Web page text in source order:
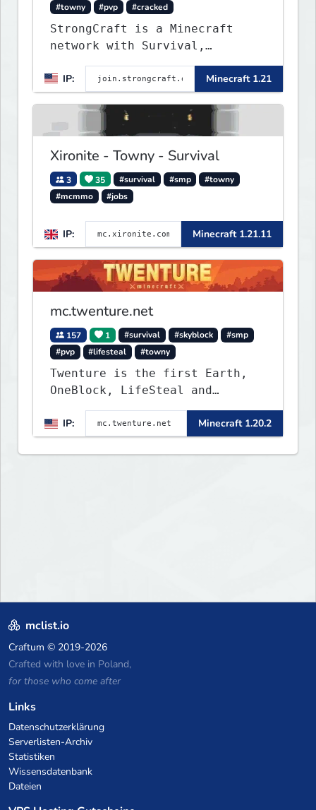
#towny
#pvp #cracked
StrongCraft is a Minecraft
network with Survival,
Towny, PvP, LifeSteal, Events,
and more. Pick a server and
start playing.
IP: Minecraft 1.21
Xironite - Towny - Survival
3 35 #survival #smp
#towny
#mcmmo
#jobs
IP: Minecraft 1.21.11
mc.twenture.net
157 1 #survival #skyblock
#smp
#pvp
#lifesteal #towny
Twenture is the first Earth,
OneBlock, LifeSteal and
Survival Server set in version
1.20 - 1.20.2. Get ready to
make memories that you will
never forget and play on one
IP: Minecraft 1.20.2
mclist.io
Craftum © 2019-2026
Crafted with love in Poland,
for those who come after
Links
Datenschutzerklärung
Serverlisten-Archiv
Statistiken
Wissensdatenbank
Dateien